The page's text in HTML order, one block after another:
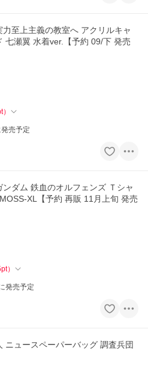
力至上主義の教室へ アクリルキャ
七瀬翼 水着ver.【予約 09/下 発売
）
売予定
ンダム 鉄血のオルフェンズ Ｔシャ
XL【予約 再販 11月上旬 発売
pt）
発売予定
ニュースペーパーバッグ 調査兵団